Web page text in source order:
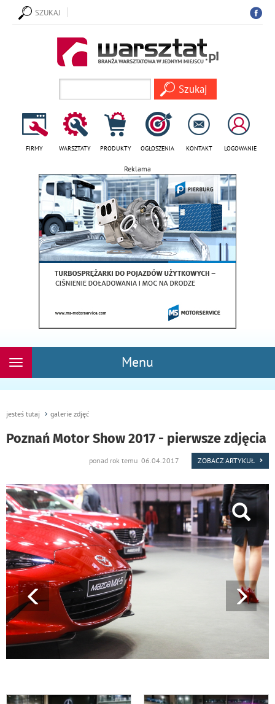
SZUKAJ
FIRMY WARSZTATY PRODUKTY OGŁOSZENIA KONTAKT LOGOWANIE
Reklama
Menu
Rozwiń
jesteś tutaj galerie zdjęć
Poznań Motor Show 2017 - pierwsze zdjęcia
ponad rok temu 06.04.2017 ZOBACZ ARTYKUŁ